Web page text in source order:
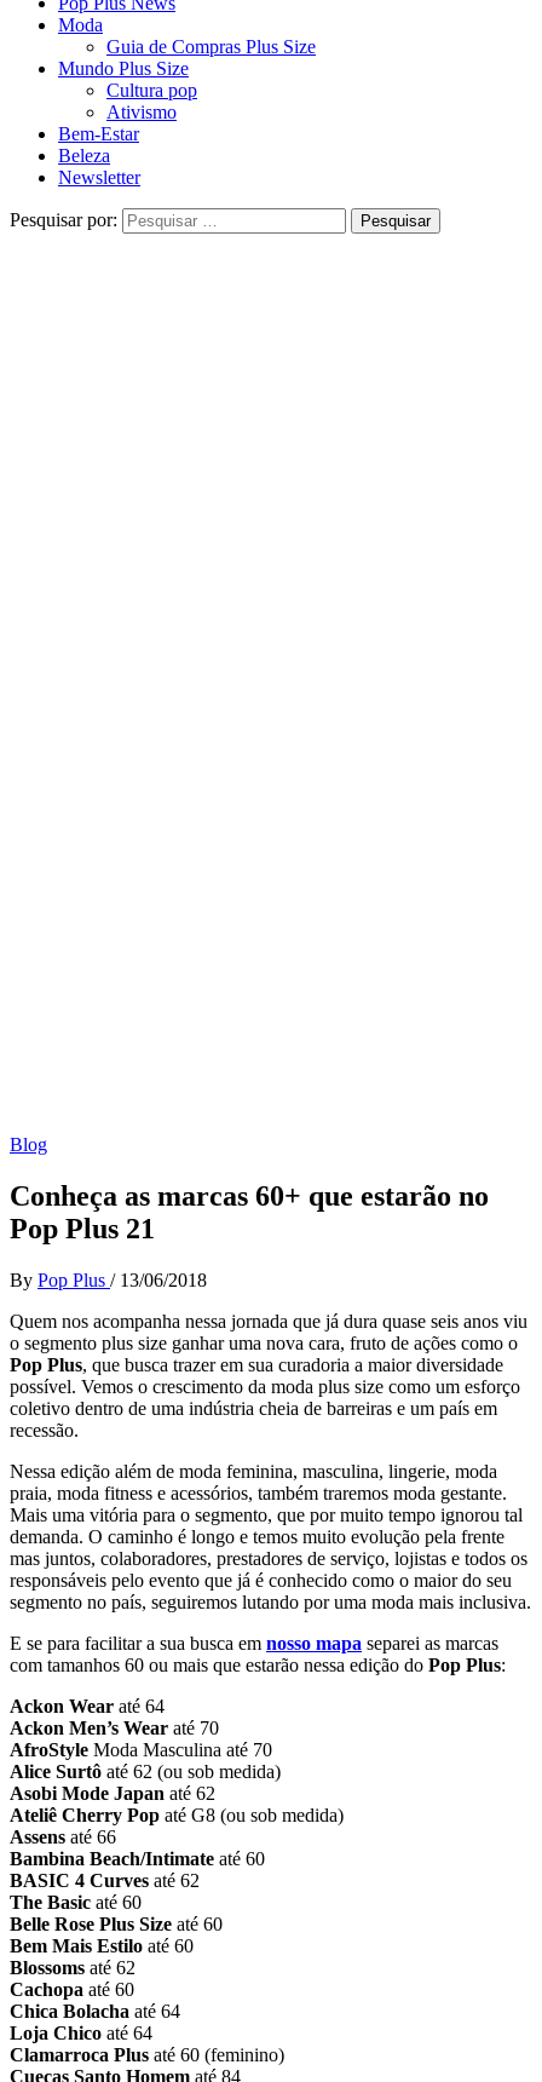
Moda
Guia de Compras Plus Size
Mundo Plus Size
Cultura pop
Ativismo
Bem-Estar
Beleza
Newsletter
Pesquisar por:
Blog
Conheça as marcas 60+ que estarão no
Pop Plus 21
By Pop Plus / 13/06/2018
Quem nos acompanha nessa jornada que já dura quase seis anos viu
o segmento plus size ganhar uma nova cara, fruto de ações como o
Pop Plus, que busca trazer em sua curadoria a maior diversidade
possível. Vemos o crescimento da moda plus size como um esforço
coletivo dentro de uma indústria cheia de barreiras e um país em
recessão.
Nessa edição além de moda feminina, masculina, lingerie, moda
praia, moda fitness e acessórios, também traremos moda gestante.
Mais uma vitória para o segmento, que por muito tempo ignorou tal
demanda. O caminho é longo e temos muito evolução pela frente
mas juntos, colaboradores, prestadores de serviço, lojistas e todos os
responsáveis pelo evento que já é conhecido como o maior do seu
segmento no país, seguiremos lutando por uma moda mais inclusiva.
E se para facilitar a sua busca em nosso mapa separei as marcas
com tamanhos 60 ou mais que estarão nessa edição do Pop Plus:
Ackon Wear até 64
Ackon Men’s Wear até 70
AfroStyle Moda Masculina até 70
Alice Surtô até 62 (ou sob medida)
Asobi Mode Japan até 62
Ateliê Cherry Pop até G8 (ou sob medida)
Assens até 66
Bambina Beach/Intimate até 60
BASIC 4 Curves até 62
The Basic até 60
Belle Rose Plus Size até 60
Bem Mais Estilo até 60
Blossoms até 62
Cachopa até 60
Chica Bolacha até 64
Loja Chico até 64
Clamarroca Plus até 60 (feminino)
Cuecas Santo Homem até 84